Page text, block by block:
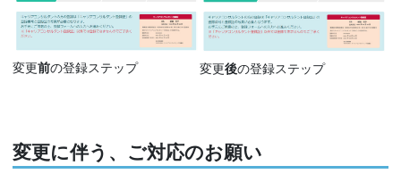
変更前の登録ステップ 変更後の登録ステップ
変更に伴う、ご対応のお願い